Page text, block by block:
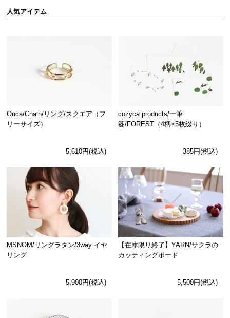
人気アイテム
Ouca/Chain/リング/スクエア（フ
リーサイズ）
5,610円(税込)
cozyca products/一筆
箋/FOREST（4柄×5枚綴り）
385円(税込)
MSNOM/リングラタン/3way イヤ
リング
5,900円(税込)
【在庫限り終了】YARN/サクラの
カッティングボード
5,500円(税込)